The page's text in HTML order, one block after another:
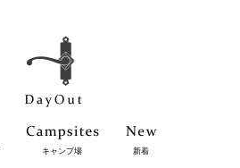
キャンプ場 新着